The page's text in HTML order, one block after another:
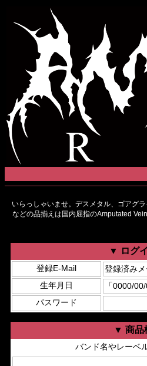
いらっしゃいませ。デスメタル、ゴアグ
などの品揃えは国内屈指のAmputated
▼ ログ
登録E-Mail
生年月日
パスワード
▼ 商品
バンド名やレーベ